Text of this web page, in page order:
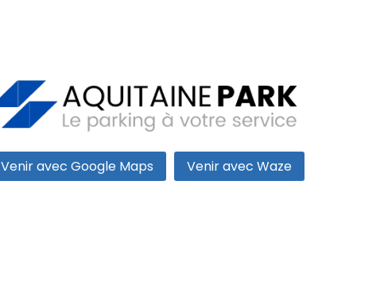
Venir avec Google Maps Venir avec Waze